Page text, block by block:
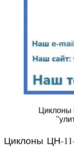
Циклоны
Циклоны ЦН-